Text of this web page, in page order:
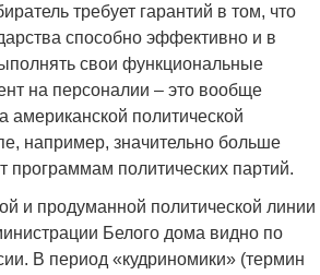
требует гарантий в том, что
способно эффективно и в
свои функциональные
на персоналии – это вообще
американской политической
например, значительно больше
программам политических партий.
и продуманной политической линии
Белого дома видно по
В период «кудриномики» (термин